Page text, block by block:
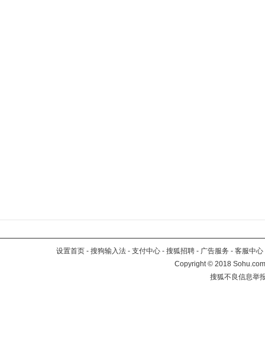
设置首页 - 搜狗输入法 - 支付中心 - 搜狐招聘 - 广告服务 - 客服中心
Copyright©2018
搜狐不良信息举